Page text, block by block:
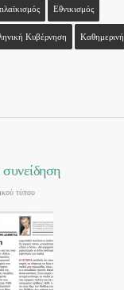
Εθνικισμός
Κυβέρνηση Καθημερινή
τύπου